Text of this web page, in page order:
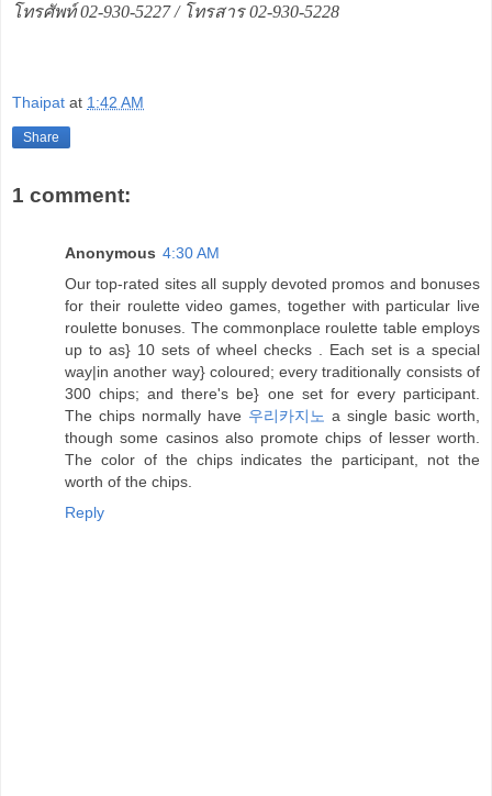
โทรศัพท์ 02-930-5227 / โทรสาร 02-930-5228
Thaipat at 1:42 AM
Share
1 comment:
Anonymous 4:30 AM
Our top-rated sites all supply devoted promos and bonuses
for their roulette video games, together with particular live
roulette bonuses. The commonplace roulette table employs
up to as} 10 sets of wheel checks . Each set is a special
way|in another way} coloured; every traditionally consists of
300 chips; and there's be} one set for every participant.
The chips normally have 우리카지노 a single basic worth,
though some casinos also promote chips of lesser worth.
The color of the chips indicates the participant, not the
worth of the chips.
Reply